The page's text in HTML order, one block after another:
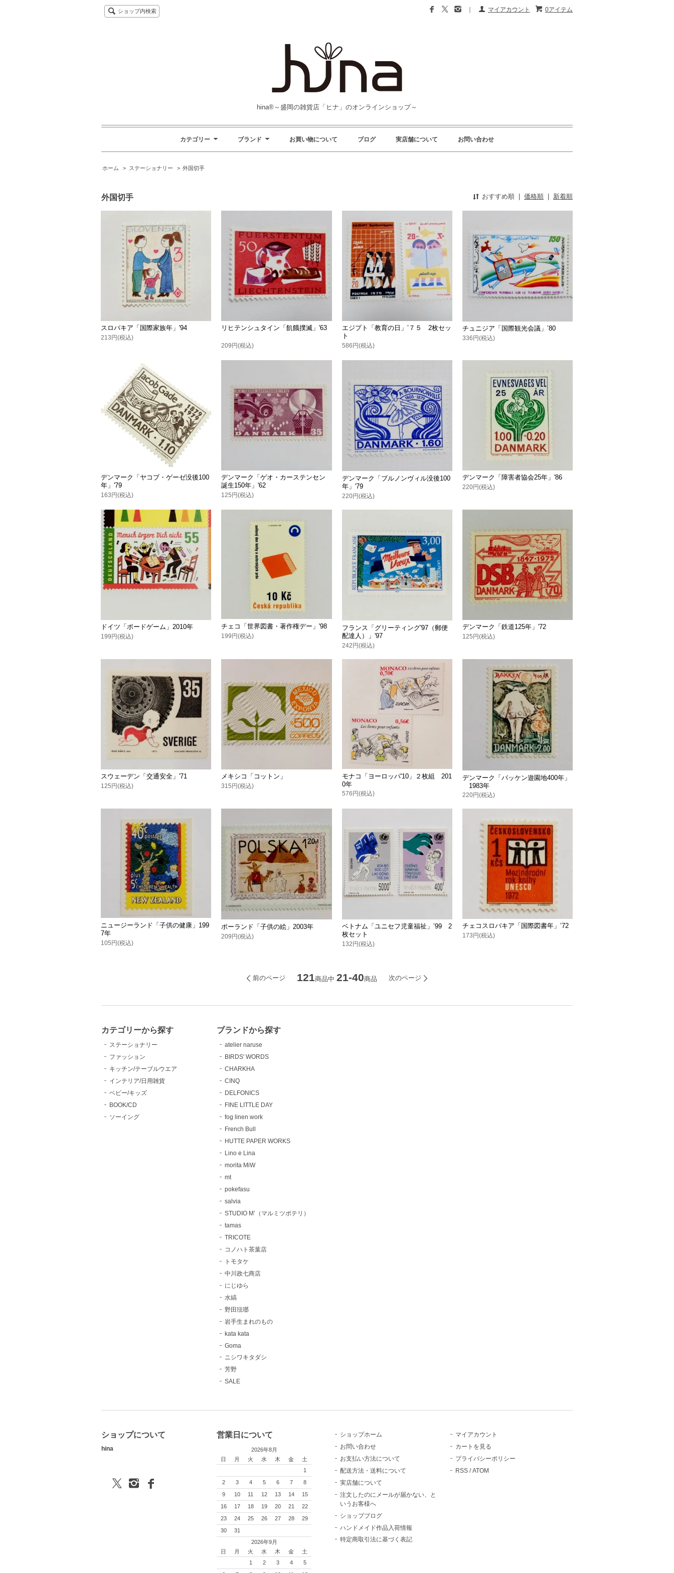
0アイテム
マイアカウント
ショップ内検索
hina®～盛岡の雑貨店「ヒナ」のオンラインショップ～
カテゴリー ブランド お買い物について ブログ 実店舗について お問い合わせ
ホーム > ステーショナリー > 外国切手
外国切手 おすすめ順 | 価格順 | 新着順
スロバキア「国際家族年」'94
213円(税込)
リヒテンシュタイン「飢餓撲滅」'63
209円(税込)
エジプト「教育の日」’７５ 2枚セッ
ト
586円(税込)
チュニジア「国際観光会議」’80
336円(税込)
デンマーク「ヤコブ・ゲーゼ没後100
年」'79
163円(税込)
デンマーク「ゲオ・カーステンセン
誕生150年」'62
125円(税込)
デンマーク「ブルノンヴィル没後100
年」'79
220円(税込)
デンマーク「障害者協会25年」'86
220円(税込)
ドイツ「ボードゲーム」2010年
199円(税込)
チェコ「世界図書・著作権デー」'98
199円(税込)
フランス「グリーティング'97（郵便
配達人）」'97
242円(税込)
デンマーク「鉄道125年」'72
125円(税込)
スウェーデン「交通安全」'71
125円(税込)
メキシコ「コットン」
315円(税込)
モナコ「ヨーロッパ'10」２枚組 201
0年
576円(税込)
デンマーク「バッケン遊園地400年」
1983年
220円(税込)
ニュージーランド「子供の健康」199
7年
105円(税込)
ポーランド「子供の絵」2003年
209円(税込)
ベトナム「ユニセフ児童福祉」’99 2
枚セット
132円(税込)
チェコスロバキア「国際図書年」’72
173円(税込)
前のページ 121商品中 21-40商品 次のページ
カテゴリーから探す
ステーショナリー
ファッション
キッチン/テーブルウエア
インテリア/日用雑貨
ベビー/キッズ
BOOK/CD
ソーイング
ブランドから探す
atelier naruse
BIRDS' WORDS
CHARKHA
CINQ
DELFONICS
FINE LITTLE DAY
fog linen work
French Bull
HUTTE PAPER WORKS
Lino e Lina
morita MiW
mt
pokefasu
salvia
STUDIO M’（マルミツポテリ）
tamas
TRICOTE
コノハト茶葉店
トモタケ
中川政七商店
にじゆら
水縞
野田琺瑯
岩手生まれのもの
kata kata
Goma
ニシワキタダシ
芳野
SALE
ショップについて
hina
営業日について
2026年8月
日
月 火 水 木 金
土
1
2
3 4 5 6 7
8
9
10 11 12 13 14
15
16
17 18 19 20 21
22
23
24 25 26 27 28
29
30
31
2026年9月
日
月 火 水 木 金
土
1
2 3 4
5
ショップホーム
お問い合わせ
お支払い方法について
配送方法・送料について
実店舗について
注文したのにメールが届かない、と
いうお客様へ
ショップブログ
ハンドメイド作品入荷情報
特定商取引法に基づく表記
マイアカウント
カートを見る
プライバシーポリシー
RSS /ATOM